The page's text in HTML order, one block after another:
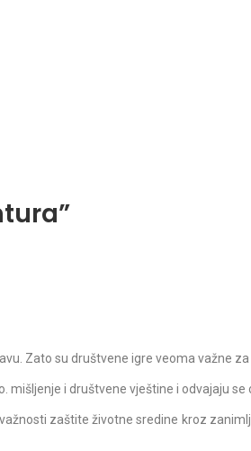
Zato su društvene igre veoma važne za
mišljenje i društvene vještine i odvajaju se
zaštite životne sredine kroz